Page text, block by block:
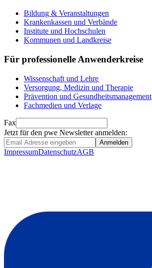
Bildung & Veranstaltungen
Krankenkassen und Verbände
Institute und Hochschulen
Kommunen und Landkreise
Für professionelle Anwenderkreise
Wissenschaft und Lehre
Versorgung, Medizin und Therapie
Prävention und Gesundheitsmanagement
Fachmedien und Verlage
Fax
Jetzt für den pwe Newsletter anmelden:
Anmelden
ImpressumDatenschutzAGB